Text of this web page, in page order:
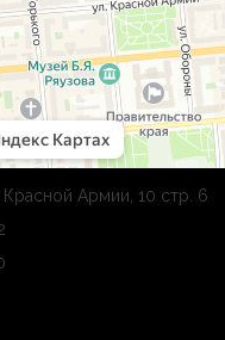
Красной Армии, 10 стр. 6